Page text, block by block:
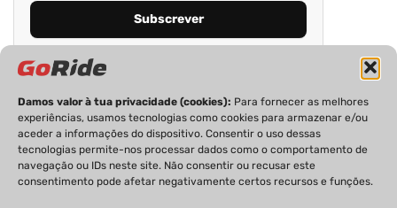
Damos valor à tua privacidade (cookies): Para fornecer as melhores
experiências, usamos tecnologias como cookies para armazenar e/ou
aceder a informações do dispositivo. Consentir o uso dessas
tecnologias permite-nos processar dados como o comportamento de
navegação ou IDs neste site. Não consentir ou recusar este
consentimento pode afetar negativamente certos recursos e funções.
PRIVACIDADE FICHA TÉCNICA
ESTATUTO EDITORIAL